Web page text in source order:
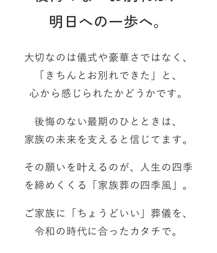
明日への一歩へ。
大切なのは儀式や豪華さではなく、
「きちんとお別れできた」と、
心から感じられたかどうかです。
後悔のない最期のひとときは、
家族の未来を支えると信じてます。
その願いを叶えるのが、
人生の四季
を締めくくる「家族葬の四季風」。
ご家族に「ちょうどいい」葬儀を、
令和の時代に合ったカタチで。